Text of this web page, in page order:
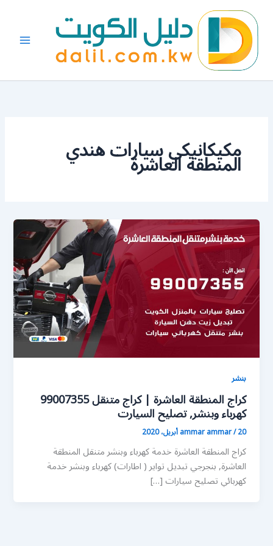
المحتوى
مكيكانيكي سيارات هندي
المنطقة العاشرة
بنشر
كراج المنطقة العاشرة | كراج متنقل 99007355
كهرباء وبنشر, تصليح السيارت
ammar ammar/20 أبريل، 2020
كراج المنطقة العاشرة خدمة كهرباء وبنشر متنقل المنطقة
العاشرة, بنجرجي تبديل تواير ( اطارات) كهرباء وبنشر خدمة
كهربائي تصليح سيارات […]